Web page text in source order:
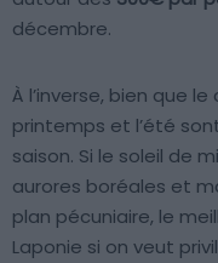
décembre.
À l’inverse, bien que
printemps et l’été
saison. Si le soleil de
aurores boréales et
plan pécuniaire, le
Laponie si on veut